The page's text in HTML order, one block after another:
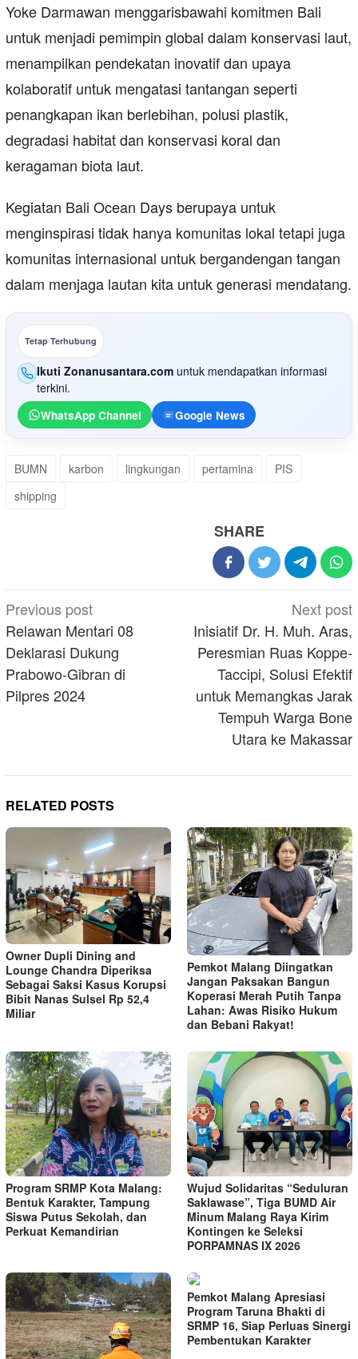
Yoke Darmawan menggarisbawahi komitmen Bali
untuk menjadi pemimpin global dalam konservasi laut,
menampilkan pendekatan inovatif dan upaya
kolaboratif untuk mengatasi tantangan seperti
penangkapan ikan berlebihan, polusi plastik,
degradasi habitat dan konservasi koral dan
keragaman biota laut.
Kegiatan Bali Ocean Days berupaya untuk
menginspirasi tidak hanya komunitas lokal tetapi juga
komunitas internasional untuk bergandengan tangan
dalam menjaga lautan kita untuk generasi mendatang.
Tetap Terhubung
Ikuti Zonanusantara.com untuk mendapatkan informasi
terkini.
WhatsApp Channel Google News
BUMN karbon lingkungan pertamina
PIS
shipping
SHARE
Post
navigation
Previous post
Relawan Mentari 08
Deklarasi Dukung
Prabowo-Gibran di
Pilpres 2024
Next post
Inisiatif Dr. H. Muh. Aras,
Peresmian Ruas Koppe-
Taccipi, Solusi Efektif
untuk Memangkas Jarak
Tempuh Warga Bone
Utara ke Makassar
RELATED POSTS
Owner Dupli Dining and
Lounge Chandra Diperiksa
Sebagai Saksi Kasus Korupsi
Bibit Nanas Sulsel Rp 52,4
Miliar
Pemkot Malang Diingatkan
Jangan Paksakan Bangun
Koperasi Merah Putih Tanpa
Lahan: Awas Risiko Hukum
dan Bebani Rakyat!
Program SRMP Kota Malang:
Bentuk Karakter, Tampung
Siswa Putus Sekolah, dan
Perkuat Kemandirian
Wujud Solidaritas “Seduluran
Saklawase”, Tiga BUMD Air
Minum Malang Raya Kirim
Kontingen ke Seleksi
PORPAMNAS IX 2026
Pemkot Malang Apresiasi
Program Taruna Bhakti di
SRMP 16, Siap Perluas Sinergi
Pembentukan Karakter